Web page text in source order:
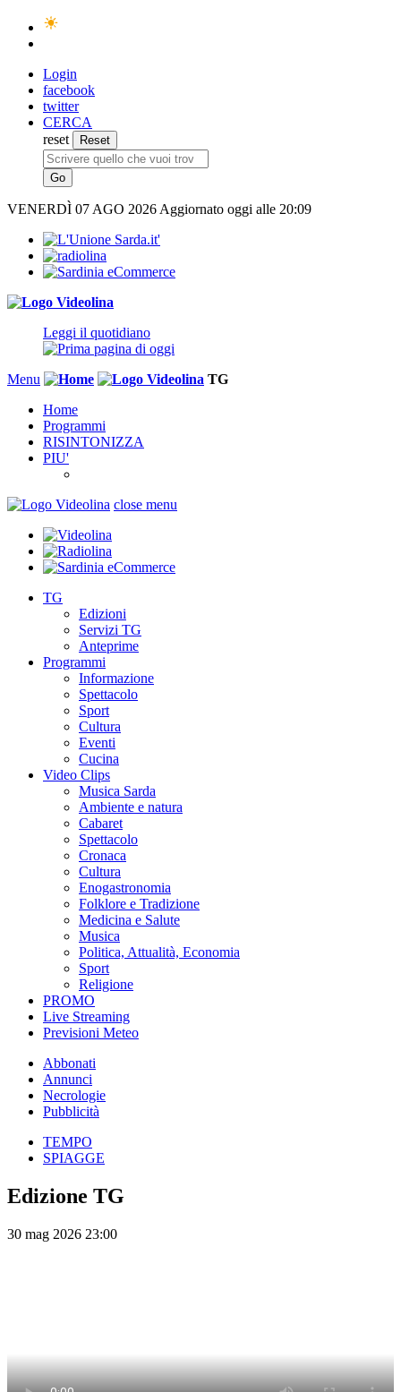
Login
facebook
twitter
CERCA
reset
VENERDÌ 07 AGO 2026 Aggiornato oggi alle 20:09
Leggi il quotidiano
Menu
TG
Home
Programmi
RISINTONIZZA
PIU'
close menu
TG
Edizioni
Servizi TG
Anteprime
Programmi
Informazione
Spettacolo
Sport
Cultura
Eventi
Cucina
Video Clips
Musica Sarda
Ambiente e natura
Cabaret
Spettacolo
Cronaca
Cultura
Enogastronomia
Folklore e Tradizione
Medicina e Salute
Musica
Politica, Attualità, Economia
Sport
Religione
PROMO
Live Streaming
Previsioni Meteo
Abbonati
Annunci
Necrologie
Pubblicità
TEMPO
SPIAGGE
Edizione TG
30 mag 2026 23:00